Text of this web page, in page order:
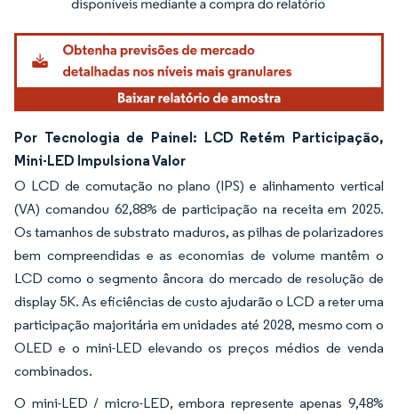
Por Tecnologia de Painel: LCD Retém Participação,
Mini-LED Impulsiona Valor
O LCD de comutação no plano (IPS) e alinhamento vertical
(VA) comandou 62,88% de participação na receita em 2025.
Os tamanhos de substrato maduros, as pilhas de polarizadores
bem compreendidas e as economias de volume mantêm o
LCD como o segmento âncora do mercado de resolução de
display 5K. As eficiências de custo ajudarão o LCD a reter uma
participação majoritária em unidades até 2028, mesmo com o
OLED e o mini-LED elevando os preços médios de venda
combinados.
O mini-LED / micro-LED, embora represente apenas 9,48%